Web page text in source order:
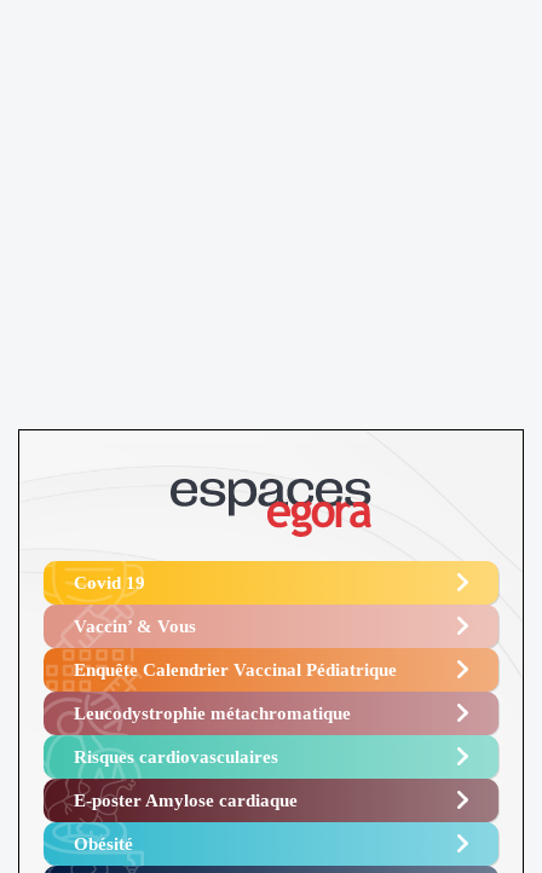
Covid 19
Vaccin’ & Vous
Enquête Calendrier Vaccinal Pédiatrique
Leucodystrophie métachromatique
Risques cardiovasculaires
E-poster Amylose cardiaque ​
Obésité ​